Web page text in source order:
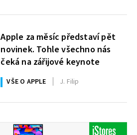
Apple za měsíc představí pět
novinek. Tohle všechno nás
čeká na zářijové keynote
VŠE O APPLE J. Filip